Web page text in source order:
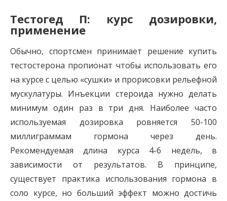
Тестогед П: курс дозировки,
применение
Обычно, спортсмен принимает решение купить
тестостерона пропионат чтобы использовать его
на курсе с целью «сушки» и прорисовки рельефной
мускулатуры. Инъекции стероида нужно делать
минимум один раз в три дня. Наиболее часто
используемая дозировка ровняется 50-100
миллиграммам гормона через день.
Рекомендуемая длина курса 4-6 недель, в
зависимости от результатов. В принципе,
существует практика использования гормона в
соло курсе, но больший эффект можно достичь